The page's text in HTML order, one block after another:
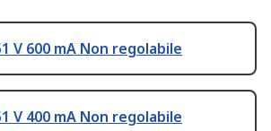
V 600 mA Non regolabile
V 400 mA Non regolabile